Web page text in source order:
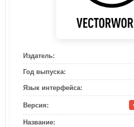
Издатель:
Год выпуска:
Язык интерфейса:
Версия:
Название: